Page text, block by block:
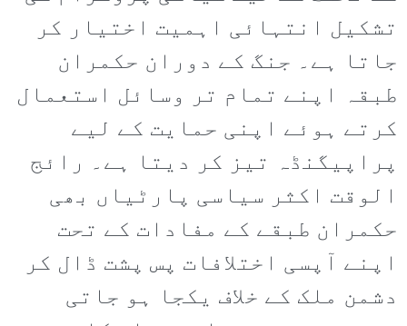
تشکیل انتہائی اہمیت اختیار کر
جاتا ہے۔ جنگ کے دوران حکمران
طبقہ اپنے تمام تر وسائل استعمال
کرتے ہوئے اپنی حمایت کے لیے
پراپیگنڈہ تیز کر دیتا ہے۔ رائج
الوقت اکثر سیاسی پارٹیاں بھی
حکمران طبقے کے مفادات کے تحت
اپنے آپسی اختلافات پس پشت ڈال کر
دشمن ملک کے خلاف یکجا ہو جاتی